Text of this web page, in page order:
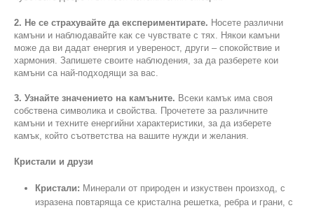
2. Не се страхувайте да експериментирате. Носете различни
камъни и наблюдавайте как се чувствате с тях. Някои камъни
може да ви дадат енергия и увереност, други – спокойствие и
хармония. Запишете своите наблюдения, за да разберете кои
камъни са най-подходящи за вас.
3. Узнайте значението на камъните. Всеки камък има своя
собствена символика и свойства. Прочетете за различните
камъни и техните енергийни характеристики, за да изберете
камък, който съответства на вашите нужди и желания.
Кристали и друзи
Кристали: Минерали от природен и изкуствен произход, с
изразена повтаряща се кристална решетка, ребра и грани, с